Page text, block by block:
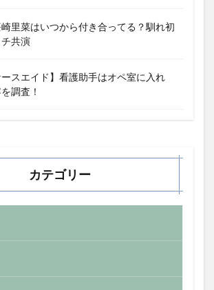
里菜はいつから付き合ってる？馴れ初
共演
ースエイド】看護助手はオペ室に入れ
調査！
カテゴリー